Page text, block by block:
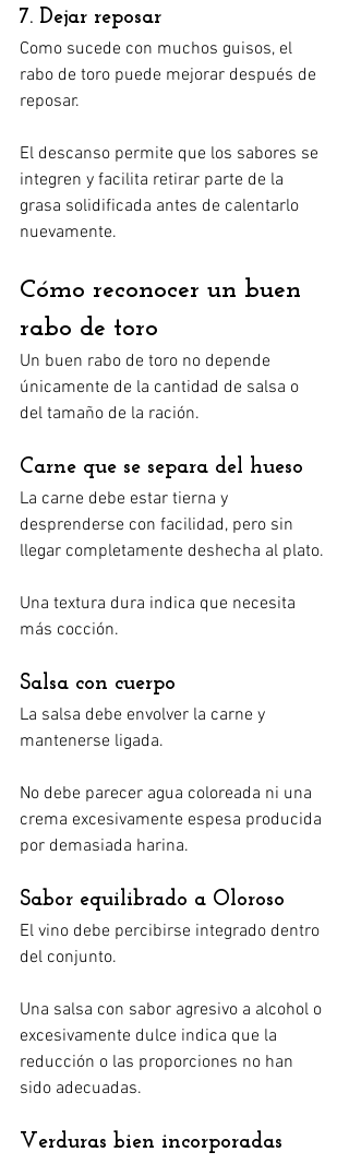
7. Dejar reposar
Como sucede con muchos guisos, el
rabo de toro puede mejorar después de
reposar.
El descanso permite que los sabores se
integren y facilita retirar parte de la
grasa solidificada antes de calentarlo
nuevamente.
Cómo reconocer un buen
rabo de toro
Un buen rabo de toro no depende
únicamente de la cantidad de salsa o
del tamaño de la ración.
Carne que se separa del hueso
La carne debe estar tierna y
desprenderse con facilidad, pero sin
llegar completamente deshecha al plato.
Una textura dura indica que necesita
más cocción.
Salsa con cuerpo
La salsa debe envolver la carne y
mantenerse ligada.
No debe parecer agua coloreada ni una
crema excesivamente espesa producida
por demasiada harina.
Sabor equilibrado a Oloroso
El vino debe percibirse integrado dentro
del conjunto.
Una salsa con sabor agresivo a alcohol o
excesivamente dulce indica que la
reducción o las proporciones no han
sido adecuadas.
Verduras bien incorporadas